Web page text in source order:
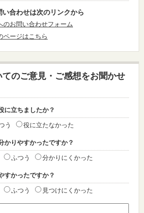
合わせは次のリンクから
のお問い合わせフォーム
ページはこちら
てのご意見・ご感想をお聞かせ
に立ちましたか？
う 役に立たなかった
かりやすかったですか？
ふつう 分かりにくかった
すかったですか？
ふつう 見つけにくかった